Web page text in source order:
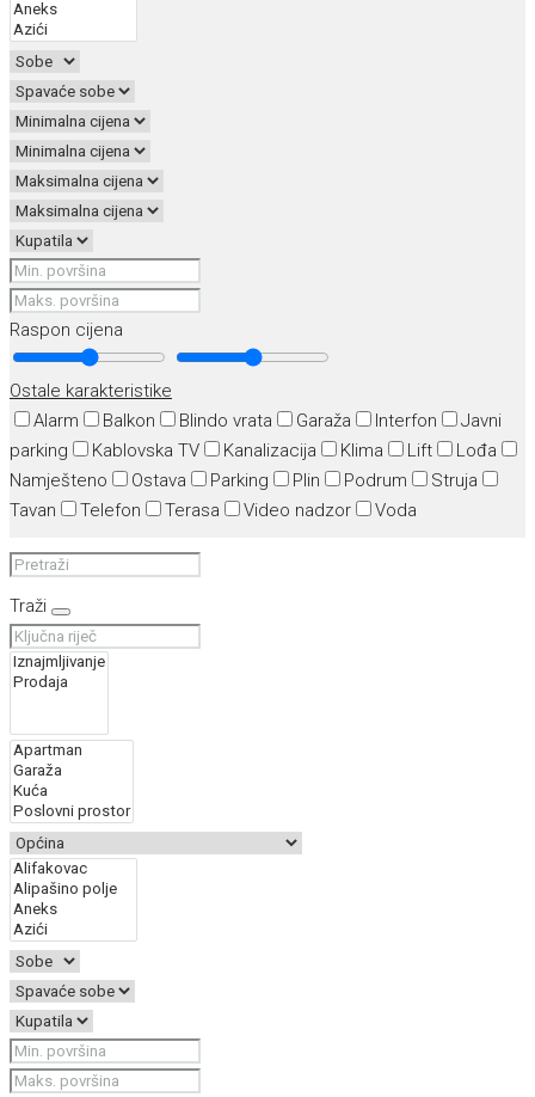
Raspon cijena
Ostale karakteristike
Alarm
Balkon Blindo vrata Garaža Interfon
Javni
parking
Kablovska TV Kanalizacija Klima Lift
Lođa
Namješteno
Ostava Parking Plin Podrum
Struja
Tavan
Telefon Terasa Video nadzor Voda
Traži